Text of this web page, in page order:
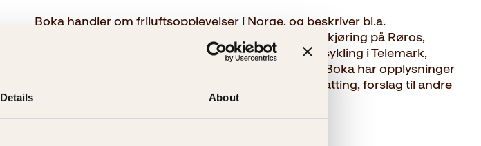
Details About
Boka handler om friluftsopplevelser i Norge, og beskriver bl.a.
moskussafari på Dovre, havrafting i Lofoten, hundekjøring på Røros,
skibestigning i Romsdalen, bølgesurfing på Jæren, sykling i Telemark,
trappevandring i Lysefjorden og ridetur i Rondane. Boka har opplysninger
om hvordan du kommer deg til reisemålene, overnatting, forslag til andre